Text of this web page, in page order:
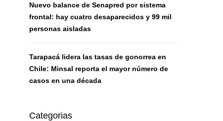
Nuevo balance de Senapred por sistema
frontal: hay cuatro desaparecidos y 99 mil
personas aisladas
Tarapacá lidera las tasas de gonorrea en
Chile: Minsal reporta el mayor número de
casos en una década
Categorias